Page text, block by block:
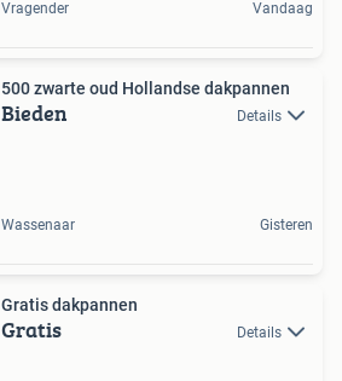
Vragender Vandaag
500 zwarte oud Hollandse dakpannen
Bieden Details
Wassenaar Gisteren
Gratis dakpannen
Gratis Details